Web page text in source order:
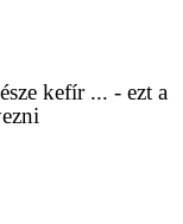
kefír ... - ezt a